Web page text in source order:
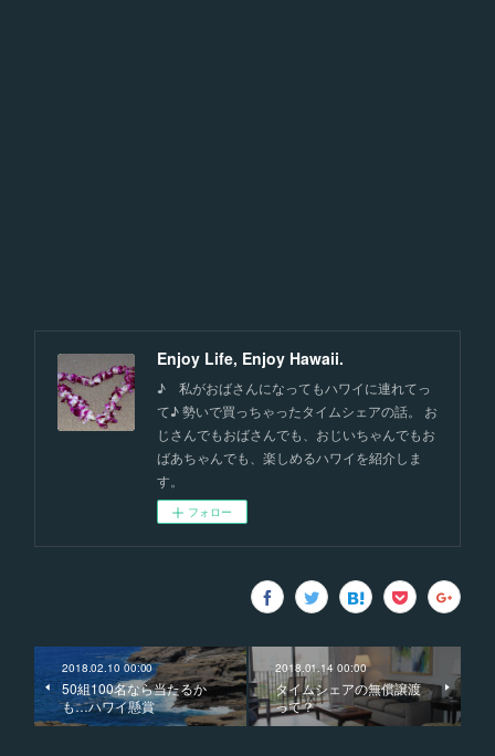
Enjoy Life, Enjoy Hawaii.
♪ 私がおばさんになってもハワイに連れてっ
て♪ 勢いで買っちゃったタイムシェアの話。 お
じさんでもおばさんでも、おじいちゃんでもお
ばあちゃんでも、楽しめるハワイを紹介しま
す。
フォロー
2018.02.10 00:00
50組100名なら当たるか
も…ハワイ懸賞
2018.01.14 00:00
タイムシェアの無償譲渡
って？